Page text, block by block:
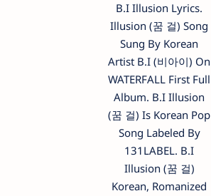
B.I Illusion Lyrics.
Illusion (꿈 걸) Song
Sung By Korean
Artist B.I (비아이) On
WATERFALL First Full
Album. B.I Illusion
(꿈 걸) Is Korean Pop
Song Labeled By
131LABEL. B.I
Illusion (꿈 걸)
Korean, Romanized